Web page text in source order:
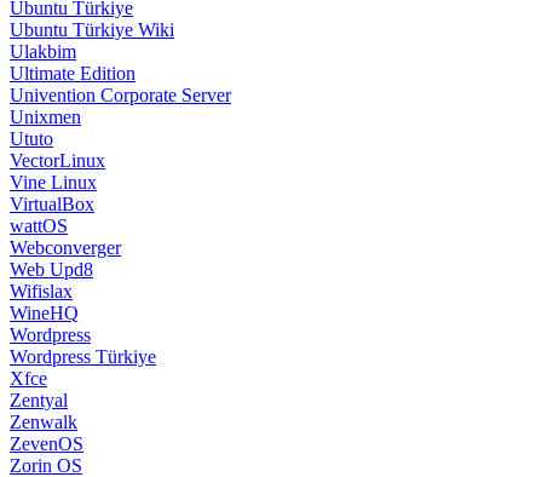
Ubuntu Türkiye
Ubuntu Türkiye Wiki
Ulakbim
Ultimate Edition
Univention Corporate Server
Unixmen
Ututo
VectorLinux
Vine Linux
VirtualBox
wattOS
Webconverger
Web Upd8
Wifislax
WineHQ
Wordpress
Wordpress Türkiye
Xfce
Zentyal
Zenwalk
ZevenOS
Zorin OS